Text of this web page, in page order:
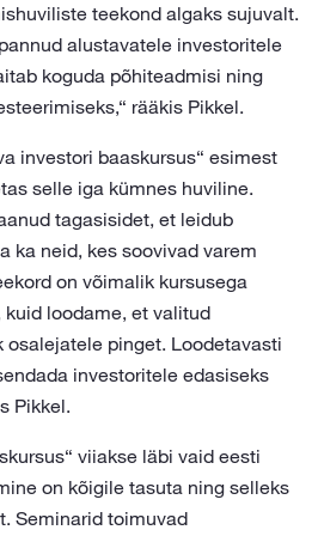
teekond algaks sujuvalt.
alustavatele investoritele
koguda põhiteadmisi ning
rääkis Pikkel.
investori baaskursus“ esimest
selle iga kümnes huviline.
tagasisidet, et leidub
ka neid, kes soovivad varem
on võimalik kursusega
loodame, et valitud
osalejatele pinget. Loodetavasti
investoritele edasiseks
Pikkel.
viiakse läbi vaid eesti
on kõigile tasuta ning selleks
Seminarid toimuvad